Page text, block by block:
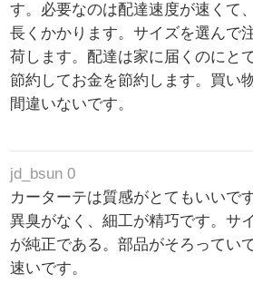
す。必要なのは配達速度が速くて
長くかかります。サイズを選んで
荷します。配達は家に届くのにと
節約してお金を節約します。買い
間違いないです。
jd_bsun 0
カーターテは質感がとてもいいで
異臭がなく、細工が精巧です。サ
が純正である。部品がそろってい
速いです。